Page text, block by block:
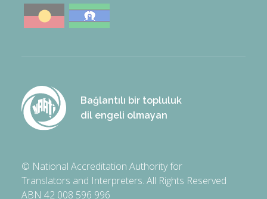
Bağlantılı bir topluluk
dil engeli olmayan
© National Accreditation Authority for
Translators and Interpreters. All Rights Reserved
ABN 42 008 596 996